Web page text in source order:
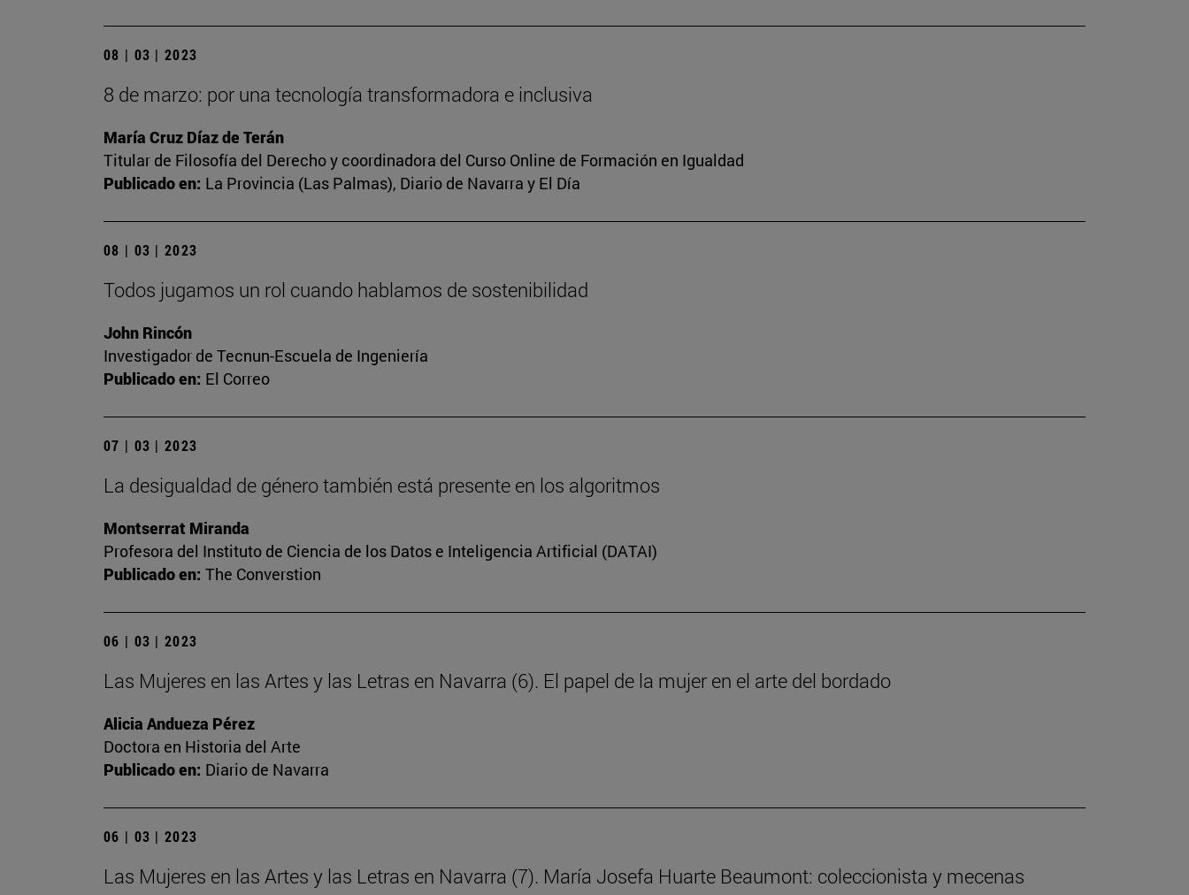
08 | 03 | 2023
8 de marzo: por una tecnología transformadora e inclusiva
María Cruz Díaz de Terán
Titular de Filosofía del Derecho y coordinadora del Curso Online de Formación en Igualdad
Publicado en: La Provincia (Las Palmas), Diario de Navarra y El Día
08 | 03 | 2023
Todos jugamos un rol cuando hablamos de sostenibilidad
John Rincón
Investigador de Tecnun-Escuela de Ingeniería
Publicado en: El Correo
07 | 03 | 2023
La desigualdad de género también está presente en los algoritmos
Montserrat Miranda
Profesora del Instituto de Ciencia de los Datos e Inteligencia Artificial (DATAI)
Publicado en: The Converstion
06 | 03 | 2023
Las Mujeres en las Artes y las Letras en Navarra (6). El papel de la mujer en el arte del bordado
Alicia Andueza Pérez
Doctora en Historia del Arte
Publicado en: Diario de Navarra
06 | 03 | 2023
Las Mujeres en las Artes y las Letras en Navarra (7). María Josefa Huarte Beaumont: coleccionista y mecenas